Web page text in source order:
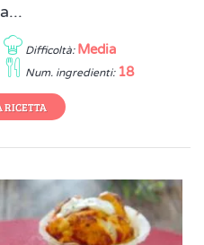
Difficoltà: Media
Num. ingredienti: 18
RICETTA